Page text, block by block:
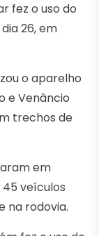
fez o uso do
26, em
o aparelho
e Venâncio
trechos de
em
veículos
na rodovia.